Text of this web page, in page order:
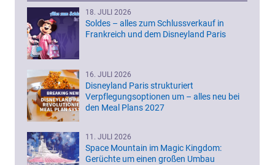
18. JULI 2026
Soldes – alles zum Schlussverkauf in
Frankreich und dem Disneyland Paris
16. JULI 2026
Disneyland Paris strukturiert
Verpflegungsoptionen um – alles neu bei
den Meal Plans 2027
11. JULI 2026
Space Mountain im Magic Kingdom:
Gerüchte um einen großen Umbau